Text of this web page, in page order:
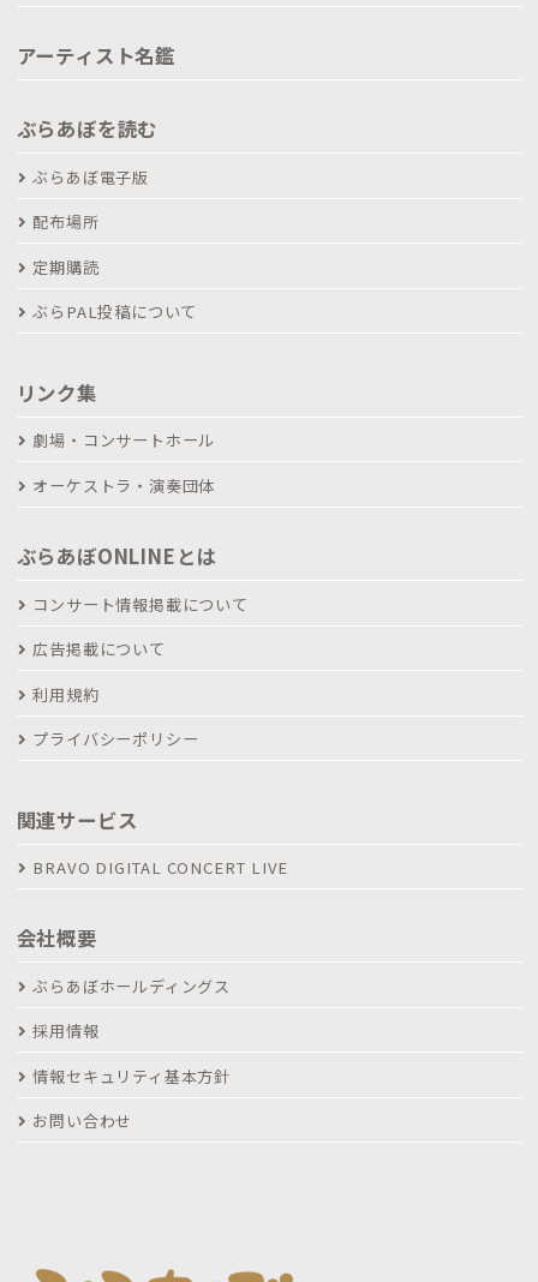
アーティスト名鑑
ぶらあぼを読む
ぶらあぼ電子版
配布場所
定期購読
ぶらPAL投稿について
リンク集
劇場・コンサートホール
オーケストラ・演奏団体
ぶらあぼONLINEとは
コンサート情報掲載について
広告掲載について
利用規約
プライバシーポリシー
関連サービス
BRAVO DIGITAL CONCERT LIVE
会社概要
ぶらあぼホールディングス
採用情報
情報セキュリティ基本方針
お問い合わせ